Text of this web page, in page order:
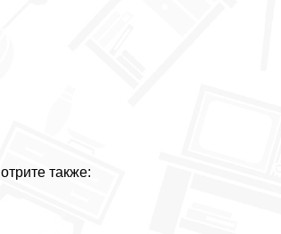
также: